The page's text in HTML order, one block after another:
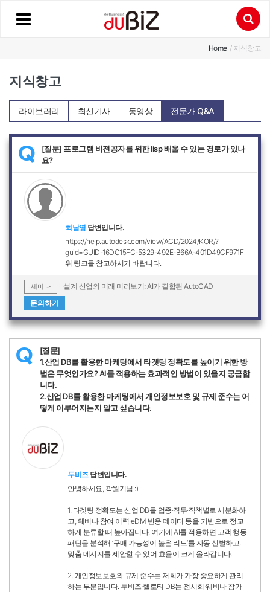
Home / 지식창고
지식창고
라이브러리 최신기사 동영상 전문가 Q&A
Q
[질문] 프로그램 비전공자를 위한 lisp 배울 수 있는 경로가 있나
요?
최남영 답변입니다.
https://help.autodesk.com/view/ACD/2024/KOR/?
guid=GUID-16DC15FC-5329-492E-B66A-401D49CF971F
위 링크를 참고하시기 바랍니다.
세미나
설계 산업의 미래 미리보기: AI가 결합된 AutoCAD
문의하기
Q
[질문]
1.산업 DB를 활용한 마케팅에서 타겟팅 정확도를 높이기 위한 방
법은 무엇인가요? AI를 적용하는 효과적인 방법이 있을지 궁금합
니다.
2.산업 DB를 활용한 마케팅에서 개인정보보호 및 규제 준수는 어
떻게 이루어지는지 알고 싶습니다.
두비즈답변입니다.
안녕하세요, 곽원기님 :)
1. 타겟팅 정확도는 산업 DB를 업종·직무·직책별로 세분화하
고, 웨비나 참여 이력·eDM 반응 데이터 등을 기반으로 정교
하게 분류할 때 높아집니다. 여기에 AI를 적용하면 고객 행동
패턴을 분석해 ‘구매 가능성이 높은 리드’를 자동 선별하고,
맞춤 메시지를 제안할 수 있어 효율이 크게 올라갑니다.
2. 개인정보보호와 규제 준수는 저희가 가장 중요하게 관리
하는 부분입니다. 두비즈·헬로티 DB는 전시회·웨비나 참가